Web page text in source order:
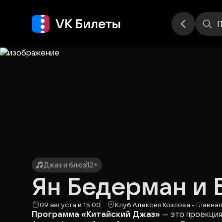
Джаз и блюз12+
Ян Бедерман и
09 августа в 15.00 Клуб Алексея Козлова -
Программа «Китайский Джаз» — это